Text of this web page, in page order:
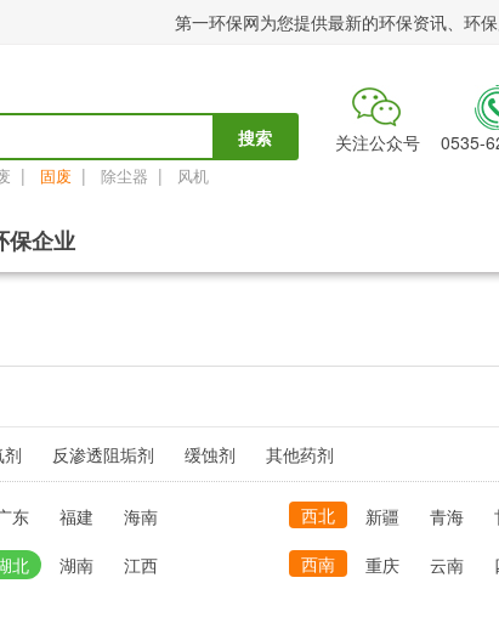
第一环保网为您提供最新的环保资讯、环
搜索
| 固废 | 除尘器 | 风机
关注公众号 0535-
保企业
反渗透阻垢剂 缓蚀剂 其他药剂
东 福建 海南 西北 新疆 青海
北 湖南 江西 西南 重庆 云南